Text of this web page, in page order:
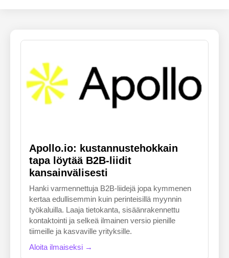
Apollo.io: kustannustehokkain
tapa löytää B2B-liidit
kansainvälisesti
Hanki varmennettuja B2B-liidejä jopa kymmenen
kertaa edullisemmin kuin perinteisillä myynnin
työkaluilla. Laaja tietokanta, sisäänrakennettu
kontaktointi ja selkeä ilmainen versio pienille
tiimeille ja kasvaville yrityksille.
Aloita ilmaiseksi →